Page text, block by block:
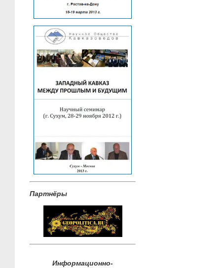
Партнёры
Информационно-